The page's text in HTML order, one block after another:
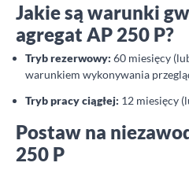
Jakie są warunki
agregat AP 250 P?
Tryb rezerwowy: 60 miesięcy
warunkiem wykonywania
Tryb pracy ciągłej: 12 miesięcy
Postaw na
250 P